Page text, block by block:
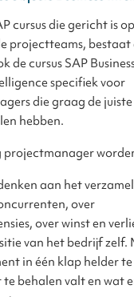
cursus die gericht is op
projectteams, bestaat
de cursus SAP
specifiek voor
die graag de
hebben.
aan het
over
over winst en
van het bedrijf zelf.
in één klap helder
te behalen valt en wat